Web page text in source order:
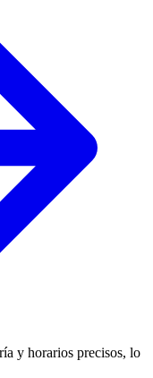
y horarios precisos, lo